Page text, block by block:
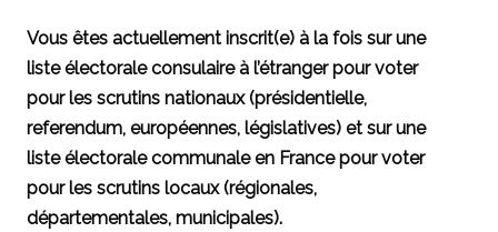
Vous êtes actuellement inscrit(e) à la fois sur une
liste électorale consulaire à l’étranger pour voter
pour les scrutins nationaux (présidentielle,
referendum, européennes, législatives) et sur une
liste électorale communale en France pour voter
pour les scrutins locaux (régionales,
départementales, municipales).